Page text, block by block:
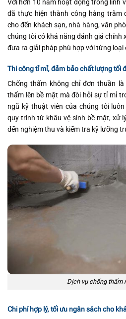
Với hơn 10 năm hoạt động trong lĩnh
đã thực hiện thành công hàng trăm
cho đến khách sạn, nhà hàng, văn
chúng tôi có khả năng đánh giá chính
đưa ra giải pháp phù hợp với từng loại
Thi công tỉ mỉ, đảm bảo chất lượng tối
Chống thấm không chỉ đơn thuần
thấm lên bề mặt mà đòi hỏi sự tỉ mỉ
ngũ kỹ thuật viên của chúng tôi
quy trình từ khâu vệ sinh bề mặt, xử
đến nghiệm thu và kiểm tra kỹ lưỡng
Dịch vụ chống thấm
Chi phí hợp lý, tối ưu ngân sách cho